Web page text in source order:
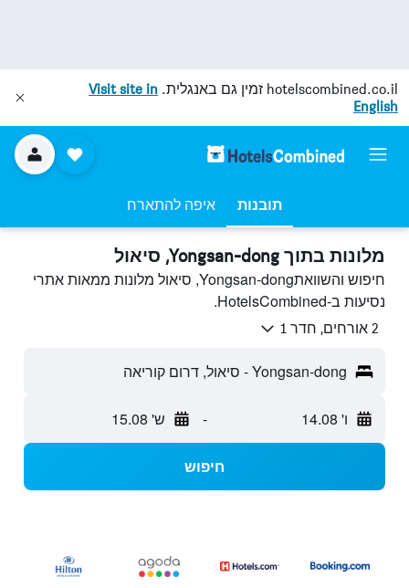
hotelscombined.co.il זמין גם באנגלית. Visit site in
English
תובנות איפה להתארח
מלונות בתוך Yongsan-dong, סיאול
חיפוש והשוואתYongsan-dong, סיאול מלונות ממאות אתרי
נסיעות ב-HotelsCombined.
2 אורחים, חדר 1
Yongsan-dong - סיאול, דרום קוריאה
ו' 14.08 - ש' 15.08
חיפוש